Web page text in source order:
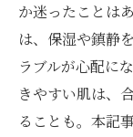
か迷ったことは
は、保湿や鎮静
ラブルが心配に
きやすい肌は、
ることも。本記